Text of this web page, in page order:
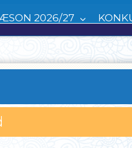
2026/27